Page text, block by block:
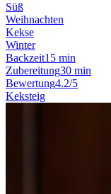
Süß
Weihnachten
Kekse
Winter
Backzeit15 min
Zubereitung30 min
Bewertung4.2/5
Keksteig